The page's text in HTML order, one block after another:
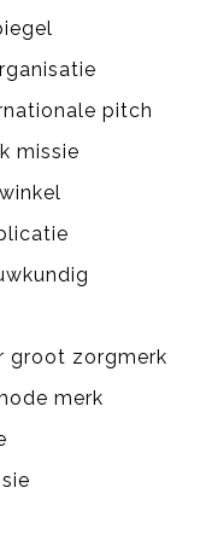
pitch
missie
groot zorgmerk
merk